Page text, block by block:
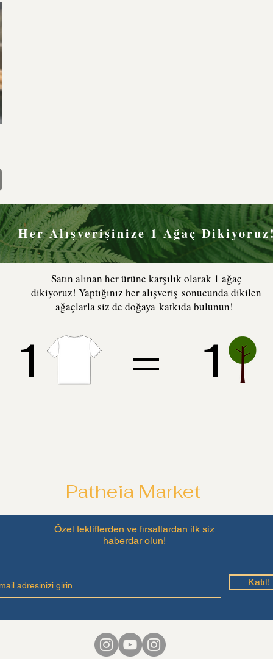
Her Alışverişinize 1 Ağaç
Satın alınan her ürüne karşılık olarak 1 ağaç
dikiyoruz! Yaptığınız her alışveriş sonucunda dikilen
ağaçlarla siz de doğaya katkıda bulunun!
1 = 1
Patheia Market
Özel tekliflerden ve fırsatlardan ilk siz
haberdar olun!
Katıl!